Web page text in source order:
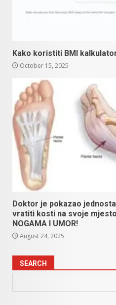
Kako koristiti BMI
October 15, 2025
Doktor je pokazao
vratiti kosti na svoje mjesto:
NOGAMA I UMOR!
August 24, 2025
SEARCH